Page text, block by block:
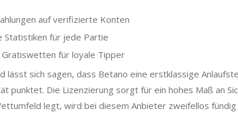
auf verifizierte Konten
Statistiken für jede Partie
Gratiswetten für loyale Tipper
lässt sich sagen, dass Betano eine erstklassige
punktet. Die Lizenzierung sorgt für ein hohes Maß an
legt, wird bei diesem Anbieter zweifellos fündig